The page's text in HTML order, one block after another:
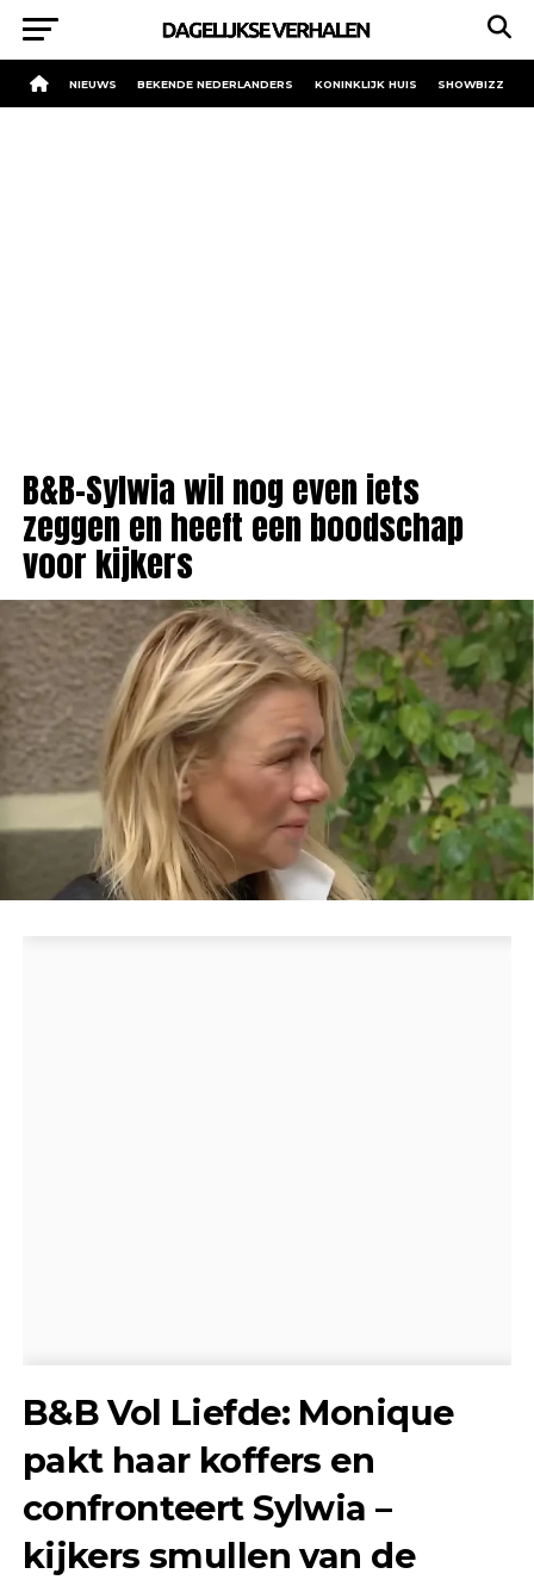
NIEUWS BEKENDE NEDERLANDERS KONINKLIJK HUIS SHOWBIZZ
B&B-Sylwia wil nog even iets
zeggen en heeft een boodschap
voor kijkers
B&B Vol Liefde: Monique
pakt haar koffers en
confronteert Sylwia –
kijkers smullen van de